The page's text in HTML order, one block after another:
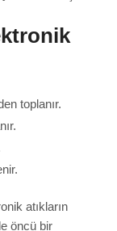
toplanır.
atıkların
öncü bir